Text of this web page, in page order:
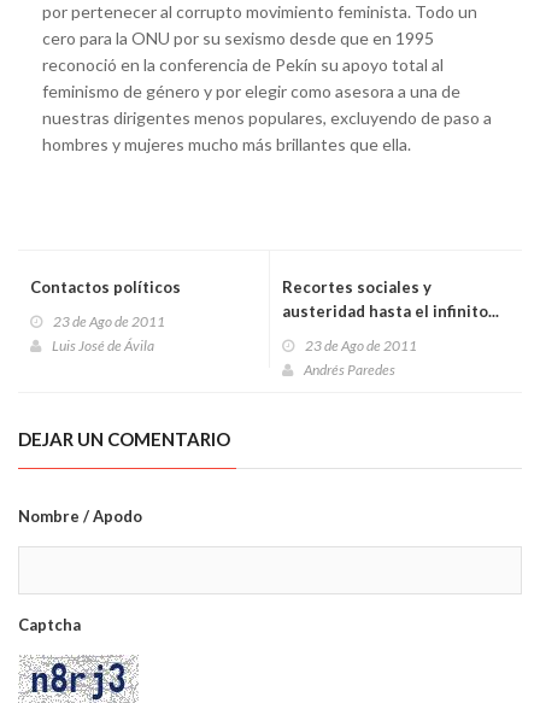
por pertenecer al corrupto movimiento feminista. Todo un
cero para la ONU por su sexismo desde que en 1995
reconoció en la conferencia de Pekín su apoyo total al
feminismo de género y por elegir como asesora a una de
nuestras dirigentes menos populares, excluyendo de paso a
hombres y mujeres mucho más brillantes que ella.
Contactos políticos
23 de Ago de 2011
Luis José de Ávila
Recortes sociales y
austeridad hasta el infinito...
23 de Ago de 2011
Andrés Paredes
DEJAR UN COMENTARIO
Nombre / Apodo
Captcha